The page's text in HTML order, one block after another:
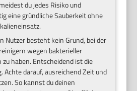
du jedes Risiko und
eine gründliche Sauberkeit ohne
Nutzer besteht kein Grund, bei der
wegen bakterieller
haben. Entscheidend ist die
Achte darauf, ausreichend Zeit und
So kannst du deinen